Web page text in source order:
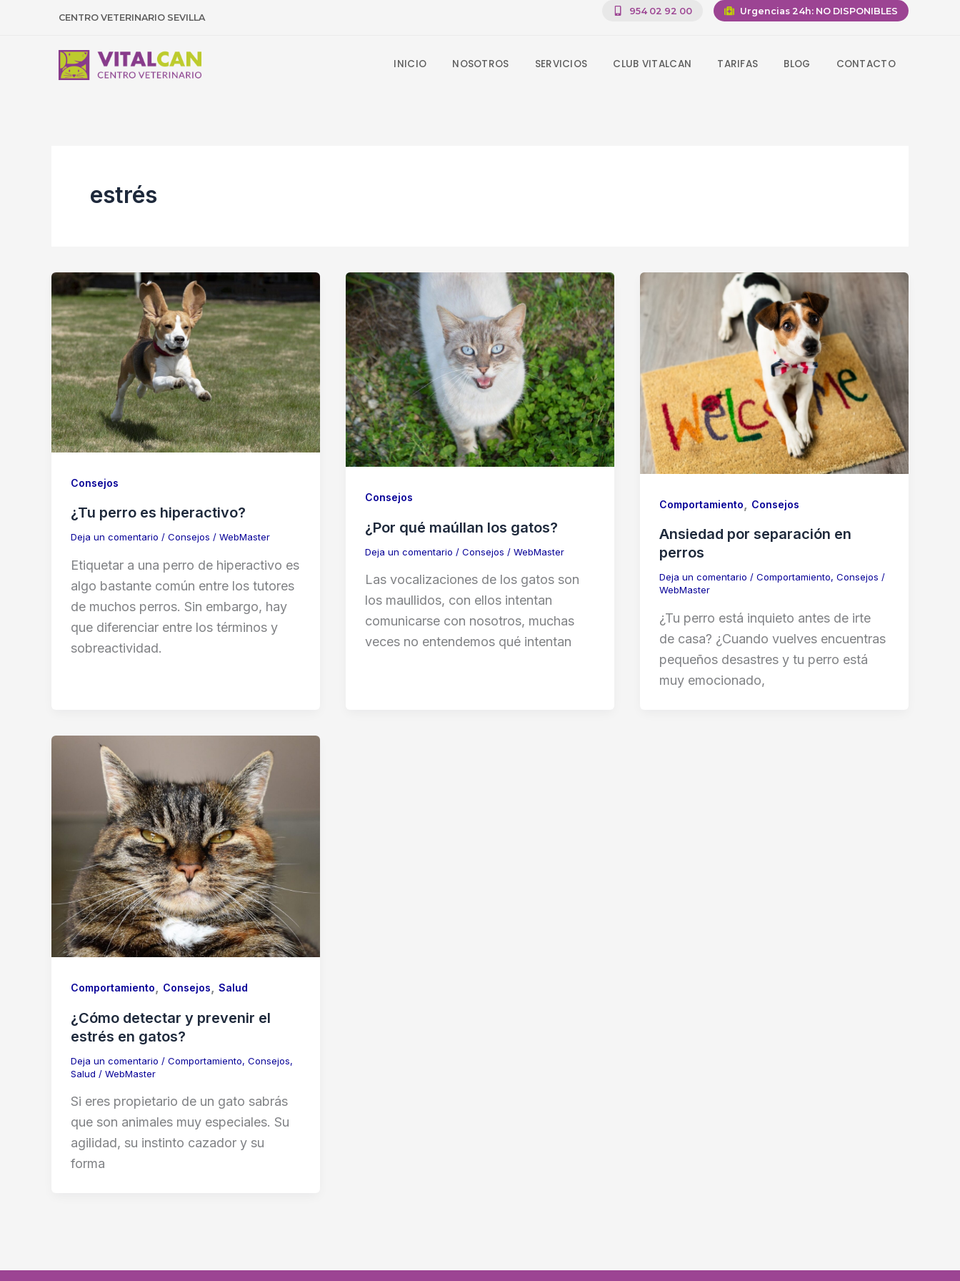
CENTRO VETERINARIO SEVILLA
Urgencias 24h: NO DISPONIBLES
954 02 92 00
INICIO NOSOTROS SERVICIOS CLUB VITALCAN TARIFAS BLOG CONTACTO
estrés
Consejos
¿Tu perro es hiperactivo?
Deja un comentario / Consejos / WebMaster
Etiquetar a una perro de hiperactivo es
algo bastante común entre los tutores
de muchos perros. Sin embargo, hay
que diferenciar entre los términos y
sobreactividad.
Consejos
¿Por qué maúllan los gatos?
Deja un comentario / Consejos / WebMaster
Las vocalizaciones de los gatos son
los maullidos, con ellos intentan
comunicarse con nosotros, muchas
veces no entendemos qué intentan
Comportamiento Consejos
Ansiedad por separación en
perros
Deja un comentario / Comportamiento, Consejos /
WebMaster
¿Tu perro está inquieto antes de irte
de casa? ¿Cuando vuelves encuentras
pequeños desastres y tu perro está
muy emocionado,
Comportamiento, Consejos, Salud
¿Cómo detectar y prevenir el
estrés en gatos?
Deja un comentario / Comportamiento, Consejos,
Salud / WebMaster
Si eres propietario de un gato sabrás
que son animales muy especiales. Su
agilidad, su instinto cazador y su
forma